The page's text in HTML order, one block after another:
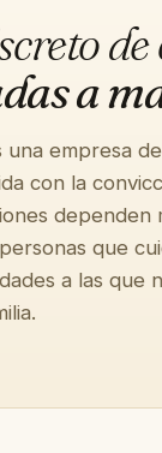
de
a
empresa
con la
dependen
que
a las que